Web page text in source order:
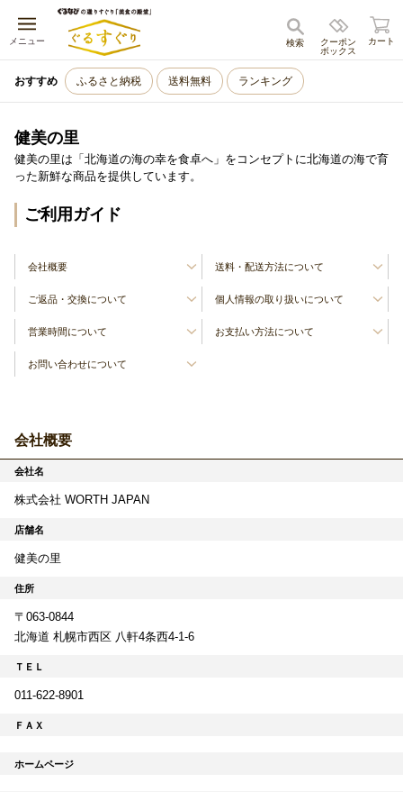
メニュー
キャンセル
クーポン
ボックス
検索 カート
おすすめ ふるさと納税 送料無料 ランキング
健美の里
健美の里は「北海道の海の幸を食卓へ」をコンセプトに北海道の海で育
った新鮮な商品を提供しています。
ご利用ガイド
会社概要 送料・配送方法について
ご返品・交換について 個人情報の取り扱いについて
営業時間について お支払い方法について
お問い合わせについて
会社概要
会社名
株式会社 WORTH JAPAN
店舗名
健美の里
住所
〒063-0844
北海道 札幌市西区 八軒4条西4-1-6
ＴＥＬ
011-622-8901
ＦＡＸ
ホームページ